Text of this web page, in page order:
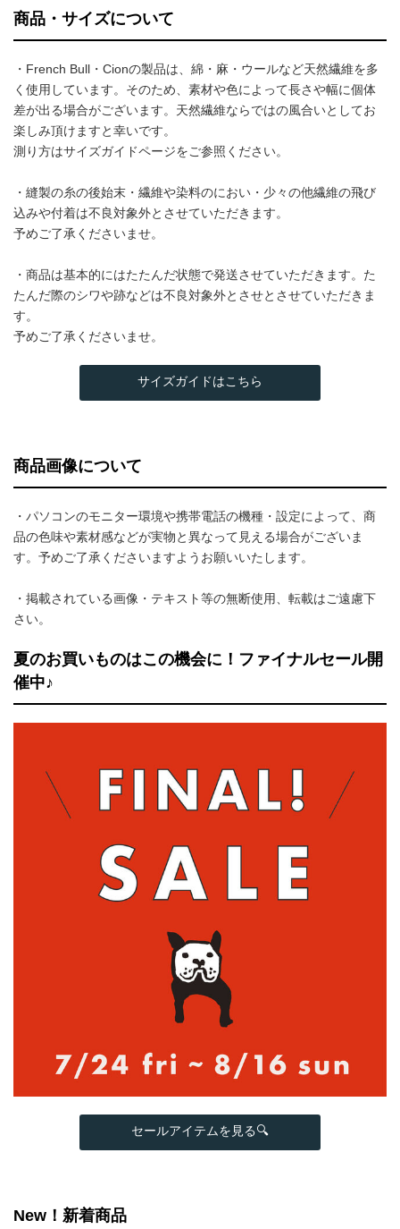
商品・サイズについて
・French Bull・Cionの製品は、綿・麻・ウールなど天然繊維を多
く使用しています。そのため、素材や色によって長さや幅に個体
差が出る場合がございます。天然繊維ならではの風合いとしてお
楽しみ頂けますと幸いです。
測り方はサイズガイドページをご参照ください。
・縫製の糸の後始末・繊維や染料のにおい・少々の他繊維の飛び
込みや付着は不良対象外とさせていただきます。
予めご了承くださいませ。
・商品は基本的にはたたんだ状態で発送させていただきます。た
たんだ際のシワや跡などは不良対象外とさせとさせていただきま
す。
予めご了承くださいませ。
サイズガイドはこちら
商品画像について
・パソコンのモニター環境や携帯電話の機種・設定によって、商
品の色味や素材感などが実物と異なって見える場合がございま
す。予めご了承くださいますようお願いいたします。
・掲載されている画像・テキスト等の無断使用、転載はご遠慮下
さい。
夏のお買いものはこの機会に！ファイナルセール開
催中♪
セールアイテムを見る🔍
New！新着商品